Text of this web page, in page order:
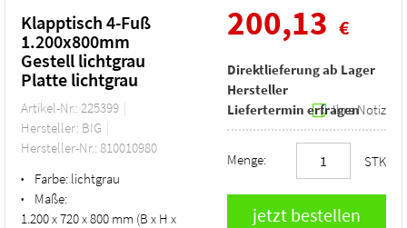
Klapptisch 4-Fuß
1.200x800mm
Gestell lichtgrau
Platte lichtgrau
Artikel-Nr.: 225399
Hersteller: BIG
Hersteller-Nr.: 810010980
• Farbe: lichtgrau
•
Maße:
1.200 x 720 x 800 mm (B x H x
200,13 €
Direktlieferung ab Lager
Hersteller
Liefertermin erfragenIhre Notiz
Menge: STK